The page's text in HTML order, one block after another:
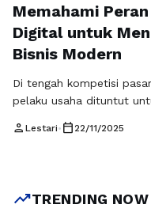
Memahami
Digital untuk
Bisnis Modern
Di tengah kompetisi
pelaku usaha dituntut
aktivitas pencarian
bisnis dapat tetap
person Lestari• calendar_today 22/11/2025
trending_upTRENDING NOW